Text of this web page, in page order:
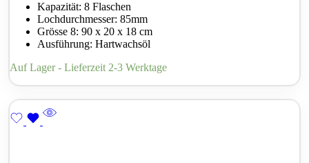
Kapazität: 8 Flaschen
Lochdurchmesser: 85mm
Grösse 8: 90 x 20 x 18 cm
Ausführung: Hartwachsöl
Auf Lager - Lieferzeit 2-3 Werktage